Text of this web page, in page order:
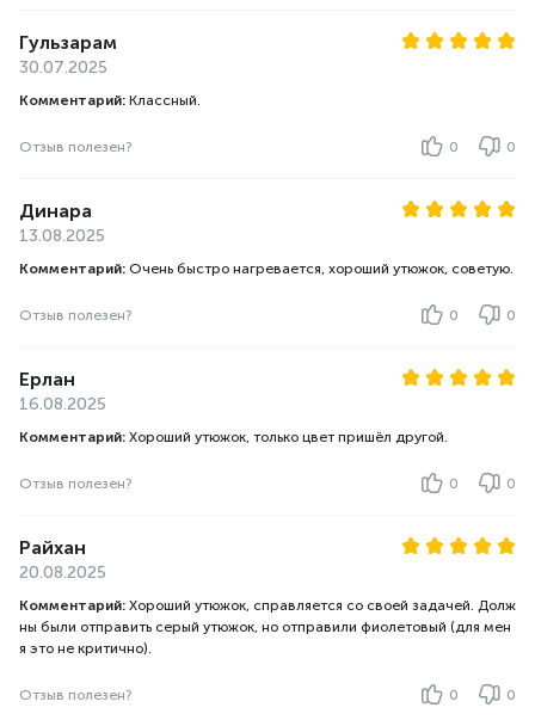
Гульзарам
30.07.2025
Комментарий: Классный.
Отзыв полезен? 0 0
Динара
13.08.2025
Комментарий: Очень быстро нагревается, хороший утюжок, советую.
Отзыв полезен? 0 0
Ерлан
16.08.2025
Комментарий: Хороший утюжок, только цвет пришёл другой.
Отзыв полезен? 0 0
Райхан
20.08.2025
Комментарий: Хороший утюжок, справляется со своей задачей. Долж
ны были отправить серый утюжок, но отправили фиолетовый (для мен
я это не критично).
Отзыв полезен? 0 0